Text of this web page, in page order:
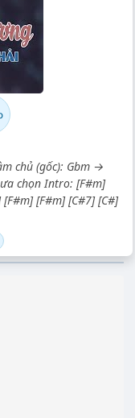
chủ (gốc): Gbm →
chọn Intro: [F#m]
[F#m] [C#7] [C#]